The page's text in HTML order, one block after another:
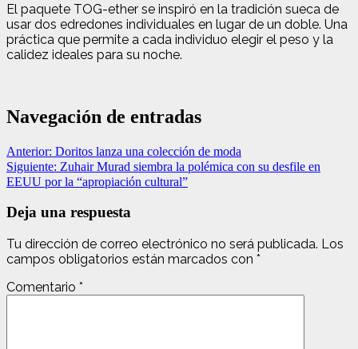
El paquete TOG-ether se inspiró en la tradición sueca de
usar dos edredones individuales en lugar de un doble. Una
práctica que permite a cada individuo elegir el peso y la
calidez ideales para su noche.
Navegación de entradas
Anterior: Doritos lanza una colección de moda
Siguiente: Zuhair Murad siembra la polémica con su desfile en
EEUU por la “apropiación cultural”
Deja una respuesta
Tu dirección de correo electrónico no será publicada. Los
campos obligatorios están marcados con *
Comentario *